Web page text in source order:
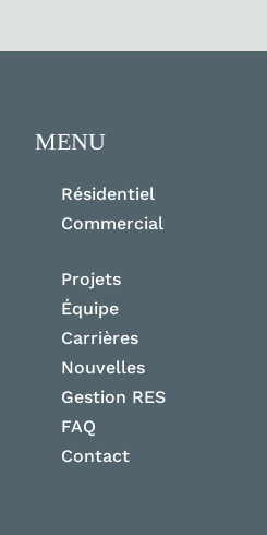
MENU
Résidentiel
Commercial
Projets
Équipe
Carrières
Nouvelles
Gestion RES
FAQ
Contact